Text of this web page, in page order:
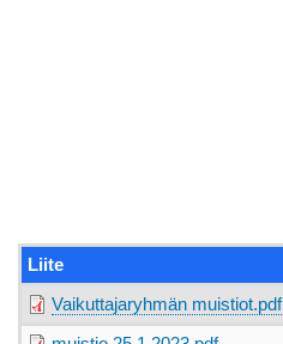
Liite
Vaikuttajaryhmän muistiot.pdf